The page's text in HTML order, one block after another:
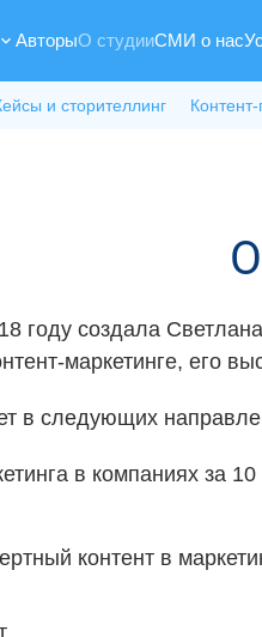
АвторыО студииСМИ о нас
и сторителлинг
году создала
маркетинге, его
в следующих
в компаниях за
контент в